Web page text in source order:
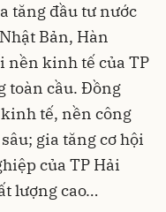
tăng đầu tư nước
Bản, Hàn
nền kinh tế của TP
toàn cầu. Đồng
tế, nền công
gia tăng cơ hội
của TP Hải
lượng cao…